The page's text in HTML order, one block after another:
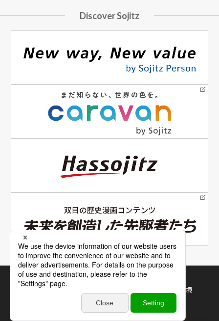
Discover Sojitz
電子公告 サイトマップ
利用規約・推奨環境
個人情報保護について